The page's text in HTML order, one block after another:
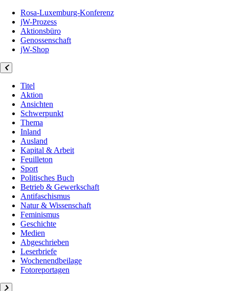
Rosa-Luxemburg-Konferenz
jW-Prozess
Aktionsbüro
Genossenschaft
jW-Shop
Titel
Aktion
Ansichten
Schwerpunkt
Thema
Inland
Ausland
Kapital & Arbeit
Feuilleton
Sport
Politisches Buch
Betrieb & Gewerkschaft
Antifaschismus
Natur & Wissenschaft
Feminismus
Geschichte
Medien
Abgeschrieben
Leserbriefe
Wochenendbeilage
Fotoreportagen